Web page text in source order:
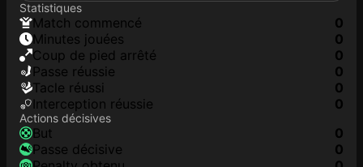
Statistiques
match commencé
0
minutes jouées
0
coup de pied arrêté
0
Passe réussie
0
tacle réussi
0
interception réussie
0
Actions décisives
but
0
passe décisive
0